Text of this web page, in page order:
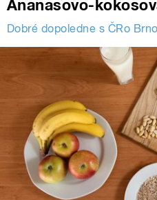
Ananasovo-
Dobré dopoledne s ČRo Brno